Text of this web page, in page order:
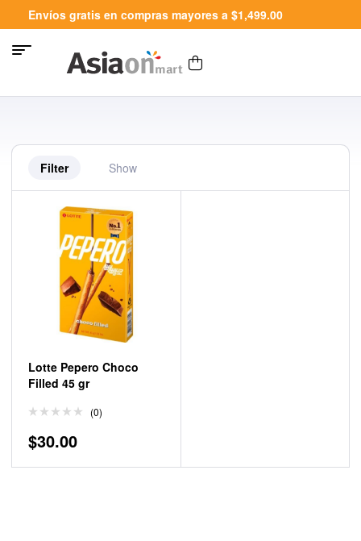
Envíos gratis en compras mayores a $1,499.00
Filter Show
Lotte Pepero Choco
Filled 45 gr
(0)
$30.00